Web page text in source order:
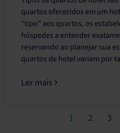
quartos oferecidos em um
“tipo” aos quartos, os
hóspedes a entender
reservando ao planejar sua
quartos de hotel variam por
Ler mais
Page
1 Page
2 Page
3